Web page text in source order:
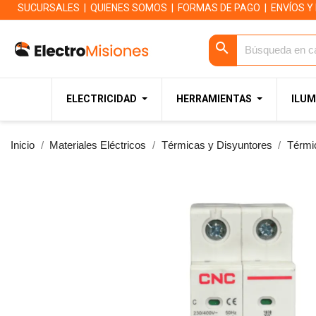
SUCURSALES QUIENES SOMOS FORMAS DE PAGO ENVÍOS
search
ELECTRICIDAD HERRAMIENTAS
Inicio Materiales Eléctricos Térmicas y Disyuntores